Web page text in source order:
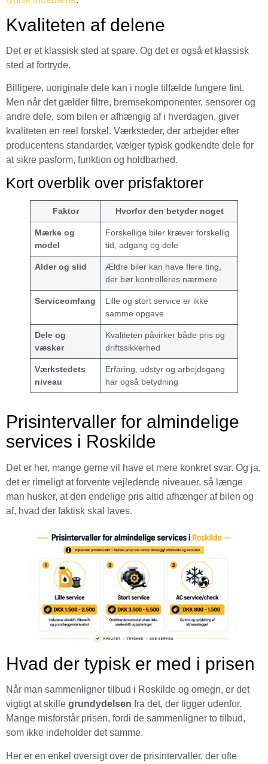
Kvaliteten af delene
Det er et klassisk sted at spare. Og det er også et klassisk
sted at fortryde.
Billigere, uoriginale dele kan i nogle tilfælde fungere fint.
Men når det gælder filtre, bremsekomponenter, sensorer og
andre dele, som bilen er afhængig af i hverdagen, giver
kvaliteten en reel forskel. Værksteder, der arbejder efter
producentens standarder, vælger typisk godkendte dele for
at sikre pasform, funktion og holdbarhed.
Kort overblik over prisfaktorer
Faktor Hvorfor den betyder noget
Mærke og
model
Forskellige biler kræver forskellig
tid, adgang og dele
Alder og slid
Ældre biler kan have flere ting,
der bør kontrolleres nærmere
Serviceomfang
Lille og stort service er ikke
samme opgave
Dele og
væsker
Kvaliteten påvirker både pris og
driftssikkerhed
Værkstedets
niveau
Erfaring, udstyr og arbejdsgang
har også betydning
Prisintervaller for almindelige
services i Roskilde
Det er her, mange gerne vil have et mere konkret svar. Og ja,
det er rimeligt at forvente vejledende niveauer, så længe
man husker, at den endelige pris altid afhænger af bilen og
af, hvad der faktisk skal laves.
Hvad der typisk er med i prisen
Når man sammenligner tilbud i Roskilde og omegn, er det
vigtigt at skille grundydelsen fra det, der ligger udenfor.
Mange misforstår prisen, fordi de sammenligner to tilbud,
som ikke indeholder det samme.
Her er en enkel oversigt over de prisintervaller, der ofte